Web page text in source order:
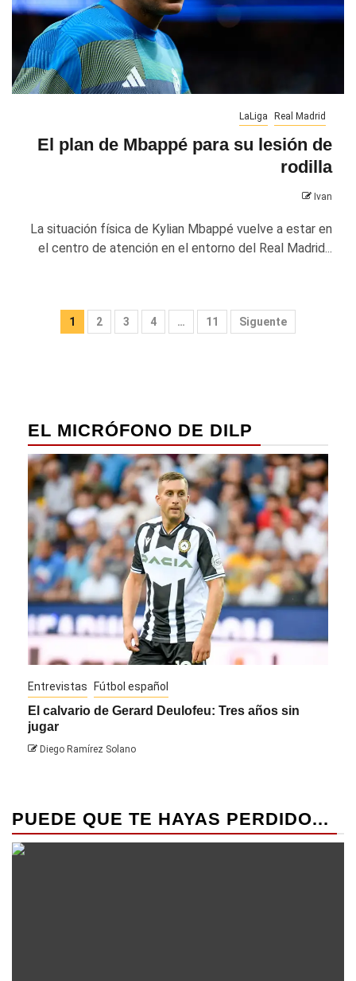
LaLiga Real Madrid
El plan de Mbappé para su lesión de
rodilla
Ivan
La situación física de Kylian Mbappé vuelve a estar en
el centro de atención en el entorno del Real Madrid...
Paginación
1 2 3 4 … 11 Siguente
EL MICRÓFONO DE DILP
Entrevistas Fútbol español
El calvario de Gerard Deulofeu: Tres años sin
jugar
Diego Ramírez Solano
PUEDE QUE TE HAYAS PERDIDO...